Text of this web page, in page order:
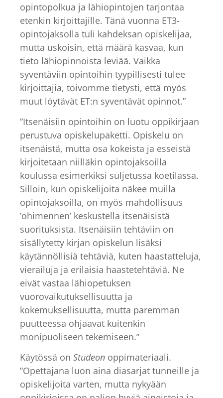
opintopolkua ja lähiopintojen tarjontaa
etenkin kirjoittajille. Tänä vuonna ET3-
opintojaksolla tuli kahdeksan opiskelijaa,
mutta uskoisin, että määrä kasvaa, kun
tieto lähiopinnoista leviää. Vaikka
syventäviin opintoihin tyypillisesti tulee
kirjoittajia, toivomme tietysti, että myös
muut löytävät ET:n syventävät opinnot.”
”Itsenäisiin opintoihin on luotu oppikirjaan
perustuva opiskelupaketti. Opiskelu on
itsenäistä, mutta osa kokeista ja esseistä
kirjoitetaan niilläkin opintojaksoilla
koulussa esimerkiksi suljetussa koetilassa.
Silloin, kun opiskelijoita näkee muilla
opintojaksoilla, on myös mahdollisuus
’ohimennen’ keskustella itsenäisistä
suorituksista. Itsenäisiin tehtäviin on
sisällytetty kirjan opiskelun lisäksi
käytännöllisiä tehtäviä, kuten haastatteluja,
vierailuja ja erilaisia haastetehtäviä. Ne
eivät vastaa lähiopetuksen
vuorovaikutuksellisuutta ja
kokemuksellisuutta, mutta paremman
puutteessa ohjaavat kuitenkin
monipuoliseen tekemiseen.”
Käytössä on Studeon oppimateriaali.
”Opettajana luon aina diasarjat tunneille ja
opiskelijoita varten, mutta nykyään